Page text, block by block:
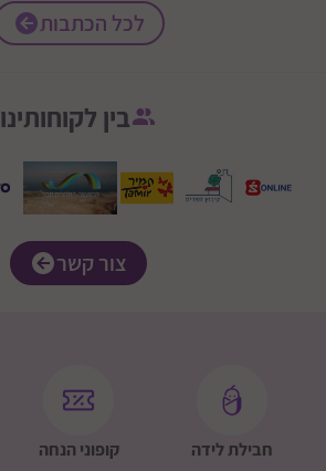
לכל הכתבות
בין לקוחותינו
צור קשר
חבילת לידה קופוני הנחה